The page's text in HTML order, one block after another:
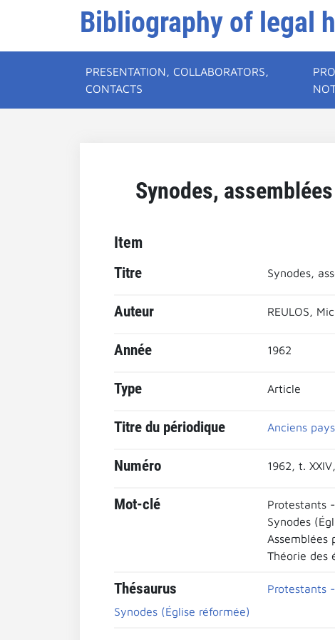
Bibliography of legal
PRESENTATION, COLLABORATORS,
CONTACTS
Synodes,
Item
Titre Synodes,
Auteur REULOS,
Année 1962
Type Article
Titre du périodique Anciens
Numéro 1962, t.
Mot-clé
Protestants
Synodes
Assemblées
Théorie des
Thésaurus
Protestants
Synodes (Église réformée)